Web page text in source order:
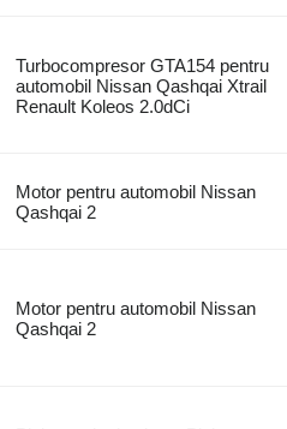
Turbocompresor GTA154 pentru
automobil Nissan Qashqai Xtrail
Renault Koleos 2.0dCi
Motor pentru automobil Nissan
Qashqai 2
Motor pentru automobil Nissan
Qashqai 2